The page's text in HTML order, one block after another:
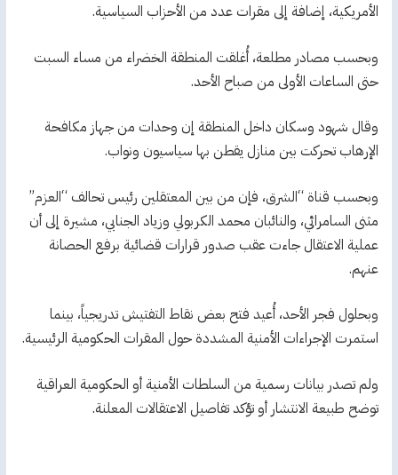
الأمريكية، إضافة إلى مقرات عدد من الأحزاب السياسية.
وبحسب مصادر مطلعة، أُغلقت المنطقة الخضراء من مساء السبت
حتى الساعات الأولى من صباح الأحد.
وقال شهود وسكان داخل المنطقة إن وحدات من جهاز مكافحة
الإرهاب تحركت بين منازل يقطن بها سياسيون ونواب.
وبحسب قناة “الشرق، فإن من بين المعتقلين رئيس تحالف “العزم”
مثنى السامرائي، والنائبان محمد الكربولي وزياد الجنابي، مشيرة إلى أن
عملية الاعتقال جاءت عقب صدور قرارات قضائية برفع الحصانة
عنهم.
وبحلول فجر الأحد، أُعيد فتح بعض نقاط التفتيش تدريجياً، بينما
استمرت الإجراءات الأمنية المشددة حول المقرات الحكومية الرئيسية.
ولم تصدر بيانات رسمية من السلطات الأمنية أو الحكومية العراقية
توضح طبيعة الانتشار أو تؤكد تفاصيل الاعتقالات المعلنة.